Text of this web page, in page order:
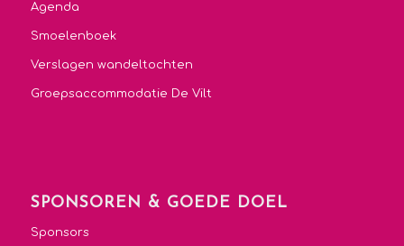
Agenda
Smoelenboek
Verslagen wandeltochten
Groepsaccommodatie De Vilt
SPONSOREN & GOEDE DOEL
Sponsors